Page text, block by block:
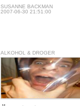
SUSANNE BACKMAN
2007-06-30 21:51:00
ALKOHOL & DROGER